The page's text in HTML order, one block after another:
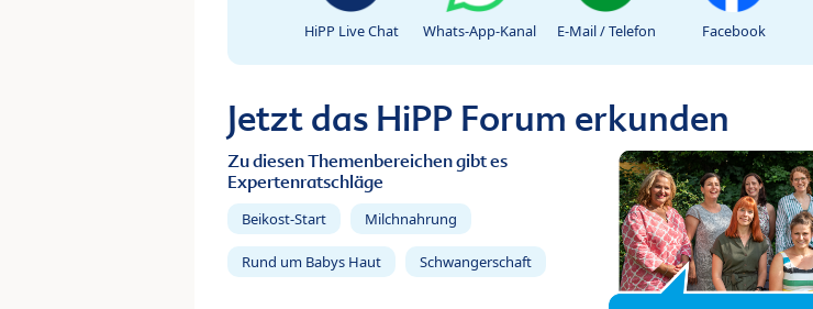
HiPP Live Chat Whats-App-Kanal E-Mail / Telefon Facebook
Jetzt das HiPP Forum erkunden
Zu diesen Themenbereichen gibt es
Expertenratschläge
Beikost-Start Milchnahrung
Rund um Babys Haut Schwangerschaft